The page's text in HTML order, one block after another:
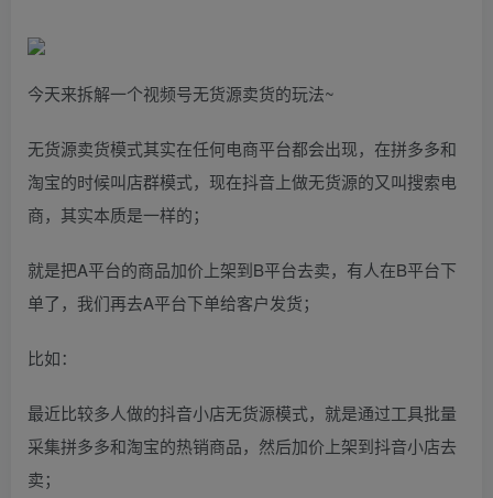
今天来拆解一个视频号无货源卖货的玩法~
无货源卖货模式其实在任何电商平台都会出现，在拼多多和
淘宝的时候叫店群模式，现在抖音上做无货源的又叫搜索电
商，其实本质是一样的；
就是把A平台的商品加价上架到B平台去卖，有人在B平台下
单了，我们再去A平台下单给客户发货；
比如：
最近比较多人做的抖音小店无货源模式，就是通过工具批量
采集拼多多和淘宝的热销商品，然后加价上架到抖音小店去
卖；